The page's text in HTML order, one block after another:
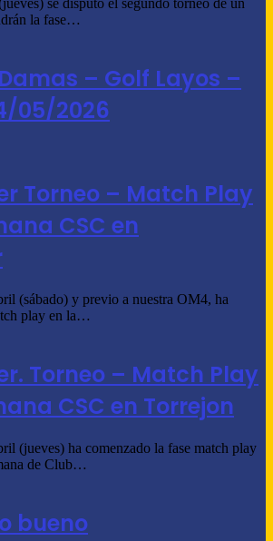
la fase…
– Golf Layos –
05/2026
Torneo – Match Play
CSC en
(sábado) y previo a nuestra OM4, ha
play en la…
Torneo – Match Play
CSC en Torrejon
(jueves) ha comenzado la fase match play
de Club…
bueno